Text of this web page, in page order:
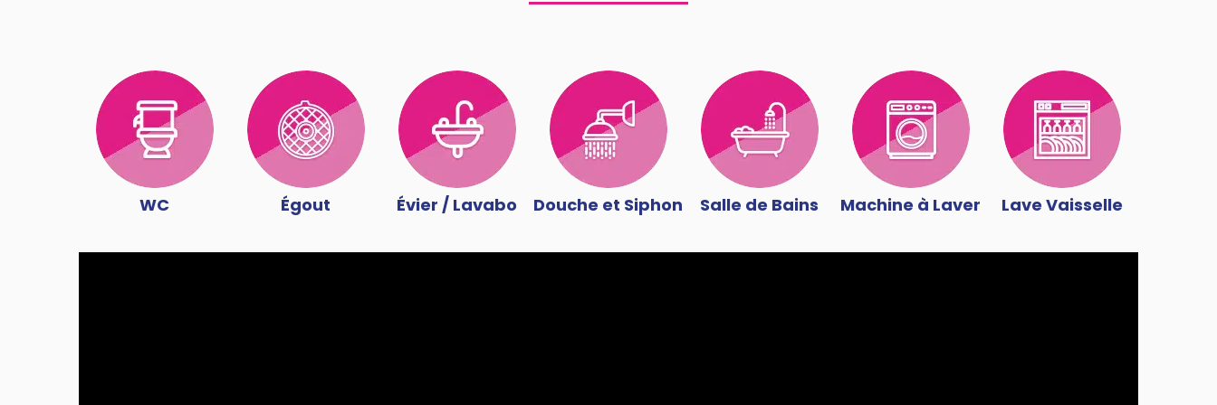
WC Égout Évier / Lavabo Douche et Siphon Salle de Bains Machine à Laver Lave Vaisselle